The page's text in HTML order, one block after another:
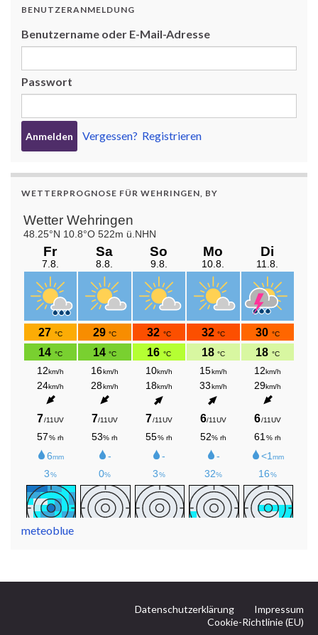
BENUTZERANMELDUNG
Benutzername oder E-Mail-Adresse
Passwort
Vergessen? Registrieren
WETTERPROGNOSE FÜR WEHRINGEN, BY
meteoblue
Datenschutzerklärung
Impressum
Cookie-Richtlinie (EU)